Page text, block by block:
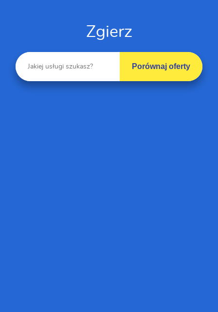
Zgierz
Porównaj oferty